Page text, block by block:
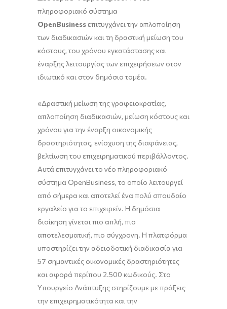
πληροφοριακό σύστημα
OpenBusiness επιτυγχάνει την απλοποίηση
των διαδικασιών και τη δραστική μείωση του
κόστους, του χρόνου εγκατάστασης και
έναρξης λειτουργίας των επιχειρήσεων στον
ιδιωτικό και στον δημόσιο τομέα.
«Δραστική μείωση της γραφειοκρατίας,
απλοποίηση διαδικασιών, μείωση κόστους και
χρόνου για την έναρξη οικονομικής
δραστηριότητας, ενίσχυση της διαφάνειας,
βελτίωση του επιχειρηματικού περιβάλλοντος.
Αυτά επιτυγχάνει το νέο πληροφοριακό
σύστημα OpenBusiness, το οποίο λειτουργεί
από σήμερα και αποτελεί ένα πολύ σπουδαίο
εργαλείο για το επιχειρείν. Η δημόσια
διοίκηση γίνεται πιο απλή, πιο
αποτελεσματική, πιο σύγχρονη. Η πλατφόρμα
υποστηρίζει την αδειοδοτική διαδικασία για
57 σημαντικές οικονομικές δραστηριότητες
και αφορά περίπου 2.500 κωδικούς. Στο
Υπουργείο Ανάπτυξης στηρίζουμε με πράξεις
την επιχειρηματικότητα και την